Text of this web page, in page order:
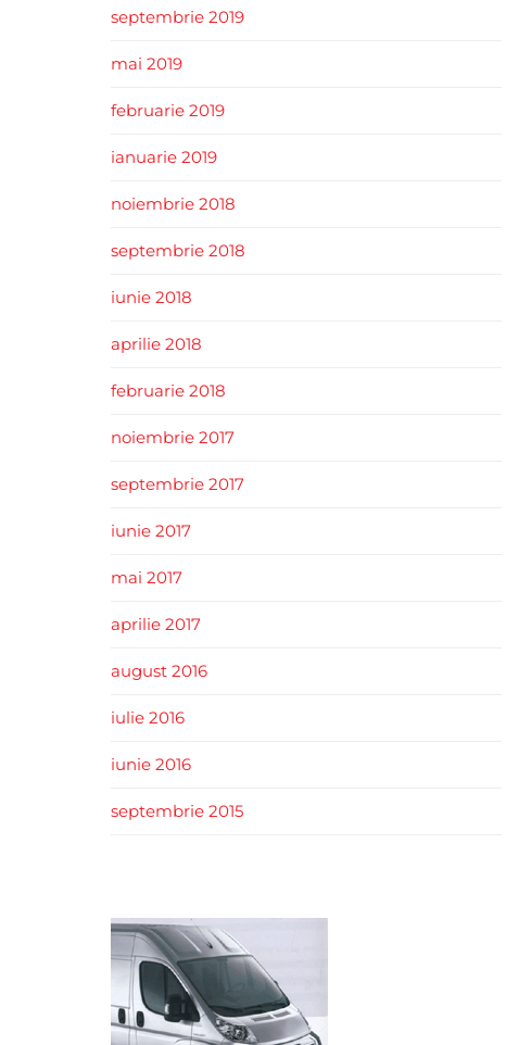
septembrie 2019
mai 2019
februarie 2019
ianuarie 2019
noiembrie 2018
septembrie 2018
iunie 2018
aprilie 2018
februarie 2018
noiembrie 2017
septembrie 2017
iunie 2017
mai 2017
aprilie 2017
august 2016
iulie 2016
iunie 2016
septembrie 2015